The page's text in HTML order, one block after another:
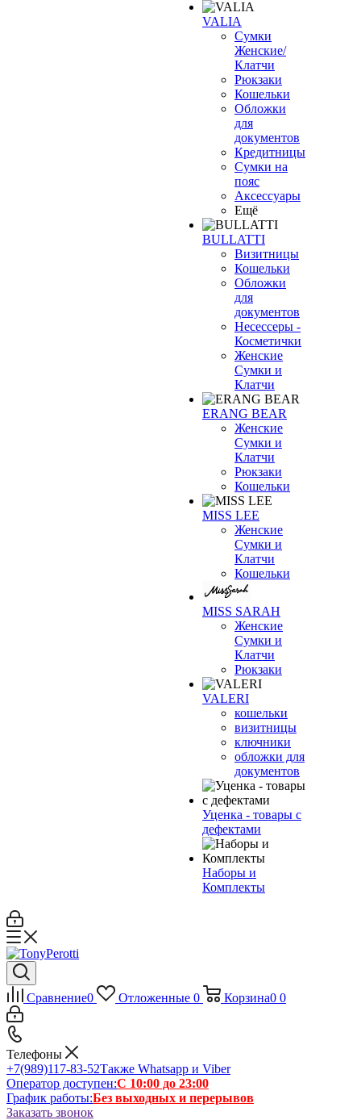
VALIA
Сумки
Женские/
Клатчи
Рюкзаки
Кошельки
Обложки
для
документов
Кредитницы
Сумки на
пояс
Аксессуары
Ещё
BULLATTI
Визитницы
Кошельки
Обложки
для
документов
Несессеры -
Косметички
Женские
Сумки и
Клатчи
ERANG BEAR
Женские
Сумки и
Клатчи
Рюкзаки
Кошельки
MISS LEE
Женские
Сумки и
Клатчи
Кошельки
MISS SARAH
Женские
Сумки и
Клатчи
Рюкзаки
VALERI
кошельки
визитницы
ключники
обложки для
документов
Уценка - товары с
дефектами
Наборы и
Комплекты
Сравнение0 Отложенные 0 Корзина0 0
Телефоны
+7(989)117-83-52Также Whatsapp и Viber
Оператор доступен:С 10:00 до 23:00
График работы:Без выходных и перерывов
Заказать звонок